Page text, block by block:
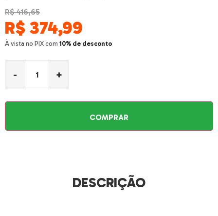
R$ 416,65
R$ 374,99
À vista no PIX com 10% de desconto
- +
COMPRAR
DESCRIÇÃO